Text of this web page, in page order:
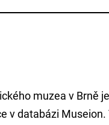
muzea v Brně
v databázi